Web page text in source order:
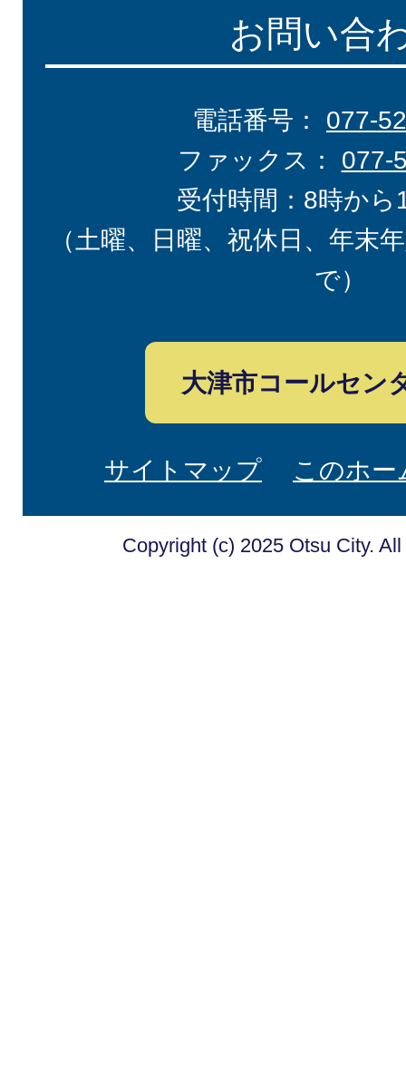
お問い合
電話番号： 077-
ファックス： 077-
受付時間：8時から
（土曜、日曜、祝休日、年末
で）
大津市コールセン
サイトマップ このホ
Copyright (c) 2025 Otsu City.